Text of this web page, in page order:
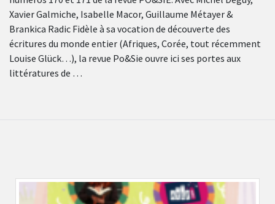
Xavier Galmiche, Isabelle Macor, Guillaume Métayer &
Brankica Radic Fidèle à sa vocation de découverte des
écritures du monde entier (Afriques, Corée, tout récemment
Louise Glück…), la revue Po&Sie ouvre ici ses portes aux
littératures de …